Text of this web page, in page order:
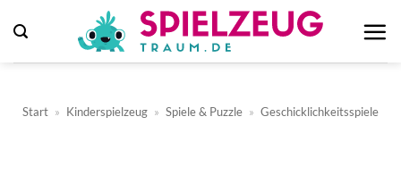
Inhalt
springen
Start » Kinderspielzeug » Spiele & Puzzle » Geschicklichkeitsspiele